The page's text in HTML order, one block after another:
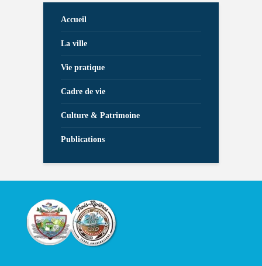
Accueil
La ville
Vie pratique
Cadre de vie
Culture & Patrimoine
Publications